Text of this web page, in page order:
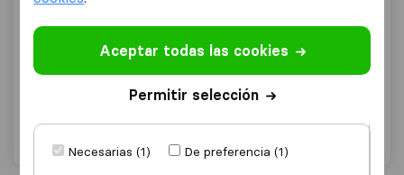
7,4
Mochuelo Jam SL
Solicita Presupuestos Detalles
Aceptar todas las cookies
Permitir selección
Necesarias (1)
De preferencia (1)